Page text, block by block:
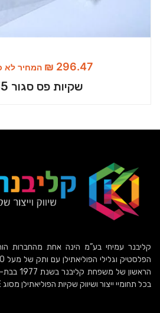
₪ 296.47 המחיר לא
שקיות פס סגור 25/35
קליבנר עמיחי בע”מ הינה אחת מהחברות
הראשון של
בכל תחומיי ייצור ושיווק שקיות הפוליאתילן מסוג HDPE, LDPE ו-MDPE.